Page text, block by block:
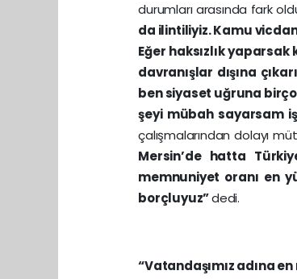
durumları arasında fark
da ilintiliyiz. Kamu
Eğer haksızlık
davranışlar dışına
ben siyaset uğruna
şeyi mübah sayarsam
çalışmalarından dolayı
Mersin’de hatta
memnuniyet oranı en
borçluyuz”dedi.
“Vatandaşımız adına